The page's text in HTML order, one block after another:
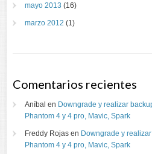
mayo 2013 (16)
marzo 2012 (1)
Comentarios recientes
Aníbal en Downgrade y realizar
Phantom 4 y 4 pro, Mavic, Spark
Freddy Rojas en Downgrade y
Phantom 4 y 4 pro, Mavic, Spark